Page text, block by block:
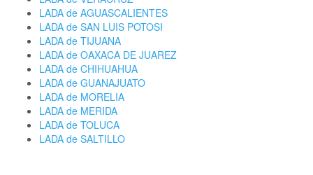
LADA de AGUASCALIENTES
LADA de SAN LUIS POTOSI
LADA de TIJUANA
LADA de OAXACA DE JUAREZ
LADA de CHIHUAHUA
LADA de GUANAJUATO
LADA de MORELIA
LADA de MERIDA
LADA de TOLUCA
LADA de SALTILLO